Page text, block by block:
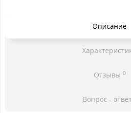
Описание
Отзывы 0
Вопрос - ответ